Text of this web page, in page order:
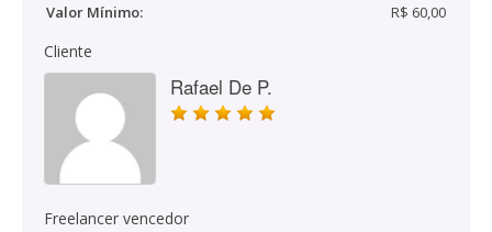
Valor Mínimo:
R$ 60,00
Cliente
Rafael De P.
Freelancer vencedor